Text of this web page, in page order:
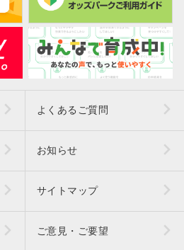
よくあるご質問
お知らせ
サイトマップ
ご意見・ご要望